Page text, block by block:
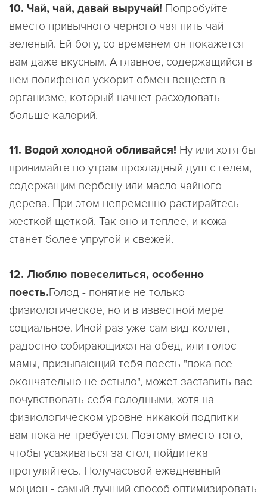
10. Чай, чай, давай выручай! Попробуйте
вместо привычного черного чая пить чай
зеленый. Ей-богу, со временем он покажется
вам даже вкусным. А главное, содержащийся в
нем полифенол ускорит обмен веществ в
организме, который начнет расходовать
больше калорий.
11. Водой холодной обливайся! Ну или хотя бы
принимайте по утрам прохладный душ с гелем,
содержащим вербену или масло чайного
дерева. При этом непременно растирайтесь
жесткой щеткой. Так оно и теплее, и кожа
станет более упругой и свежей.
12. Люблю повеселиться, особенно
поесть.Голод - понятие не только
физиологическое, но и в известной мере
социальное. Иной раз уже сам вид коллег,
радостно собирающихся на обед, или голос
мамы, призывающий тебя поесть "пока все
окончательно не остыло", может заставить вас
почувствовать себя голодными, хотя на
физиологическом уровне никакой подпитки
вам пока не требуется. Поэтому вместо того,
чтобы усаживаться за стол, пойдитека
прогуляйтесь. Получасовой ежедневный
моцион - самый лучший способ оптимизировать